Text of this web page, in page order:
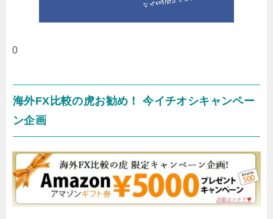
0
海外FX比較の虎お勧め！ 今イチオシキャンペー
ン企画